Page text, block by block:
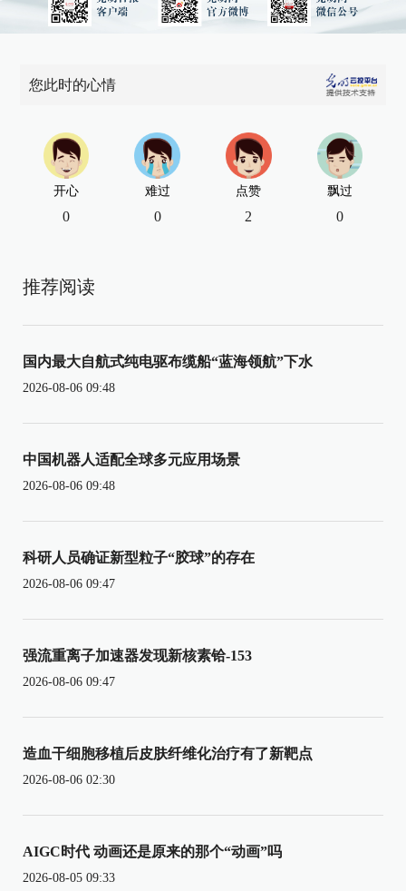
您此时的心情
开心
0
难过
0
点赞
2
飘过
0
推荐阅读
国内最大自航式纯电驱布缆船“蓝海领航”下水
2026-08-06 09:48
中国机器人适配全球多元应用场景
2026-08-06 09:48
科研人员确证新型粒子“胶球”的存在
2026-08-06 09:47
强流重离子加速器发现新核素铪-153
2026-08-06 09:47
造血干细胞移植后皮肤纤维化治疗有了新靶点
2026-08-06 02:30
AIGC时代 动画还是原来的那个“动画”吗
2026-08-05 09:33